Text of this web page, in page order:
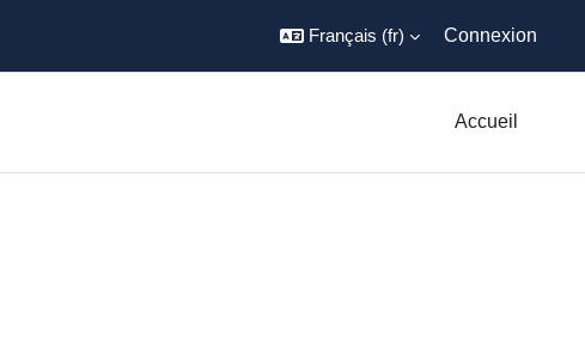
Français ‎(fr)‎ Connexion
Accueil